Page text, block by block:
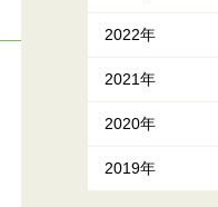
2022年
2021年
2020年
2019年